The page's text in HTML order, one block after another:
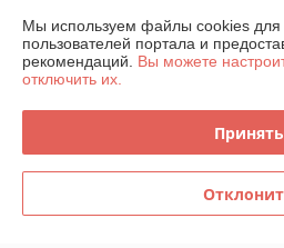
О нас
Контакты
Мы используем файлы cookies для
пользователей портала и
рекомендаций. Вы можете
отключить их.
Принять